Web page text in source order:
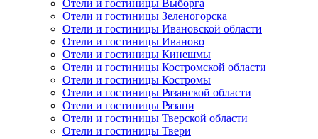
Отели и гостиницы Выборга
Отели и гостиницы Зеленогорска
Отели и гостиницы Ивановской области
Отели и гостиницы Иваново
Отели и гостиницы Кинешмы
Отели и гостиницы Костромской области
Отели и гостиницы Костромы
Отели и гостиницы Рязанской области
Отели и гостиницы Рязани
Отели и гостиницы Тверской области
Отели и гостиницы Твери